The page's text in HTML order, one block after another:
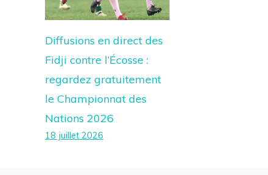
Diffusions en direct des
Fidji contre l’Écosse :
regardez gratuitement
le Championnat des
Nations 2026
18 juillet 2026